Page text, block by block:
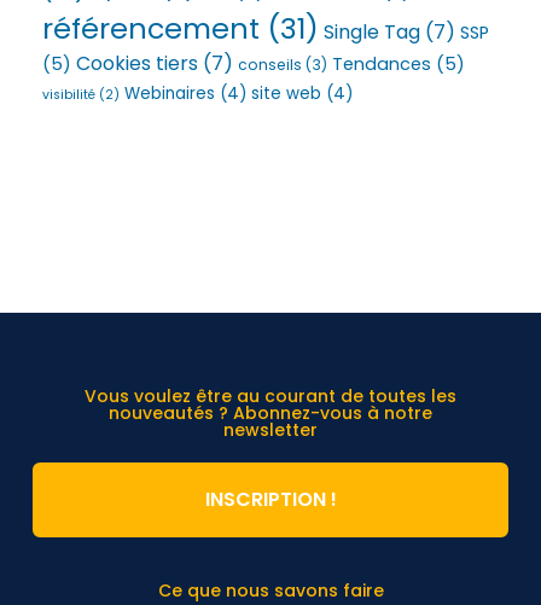
référencement (31) Single Tag (7) SSP
(5) Cookies tiers (7) conseils (3) Tendances (5)
visibilité (2) Webinaires (4) site web (4)
Ce que nous savons faire
Vous voulez être au courant de toutes les
nouveautés ? Abonnez-vous à notre
newsletter
INSCRIPTION !